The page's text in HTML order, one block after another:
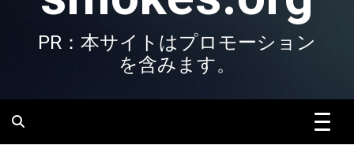
PR：本サイトはプロモーション
を含みます。